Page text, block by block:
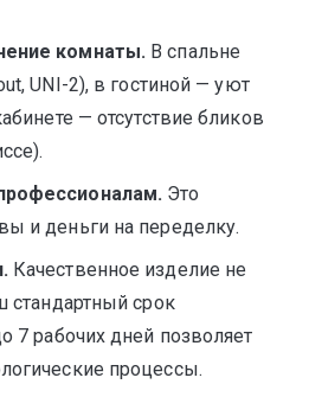
комнаты. В спальне
UNI-2), в гостиной — уют
— отсутствие бликов
Это
и деньги на переделку.
Качественное изделие не
стандартный срок
7 рабочих дней позволяет
процессы.